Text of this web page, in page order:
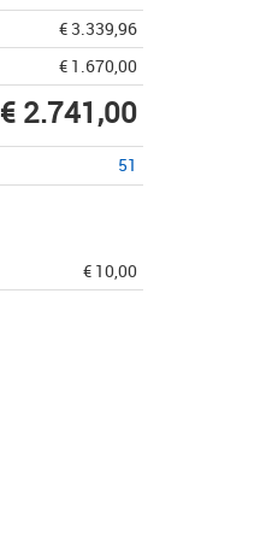
€ 3.339,96
€ 1.670,00
€ 2.741,00
51
€ 10,00